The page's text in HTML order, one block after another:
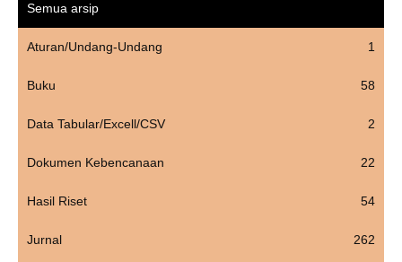
Semua arsip
Aturan/Undang-Undang 1
Buku 58
Data Tabular/Excell/CSV 2
Dokumen Kebencanaan 22
Hasil Riset 54
Jurnal 262